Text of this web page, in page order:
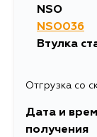
NSO
NSO036
Втулка
Отгрузка со
Дата и
получения